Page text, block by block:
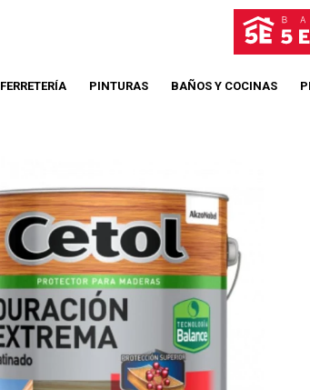
FERRETERÍA PINTURAS BAÑOS Y COCINAS